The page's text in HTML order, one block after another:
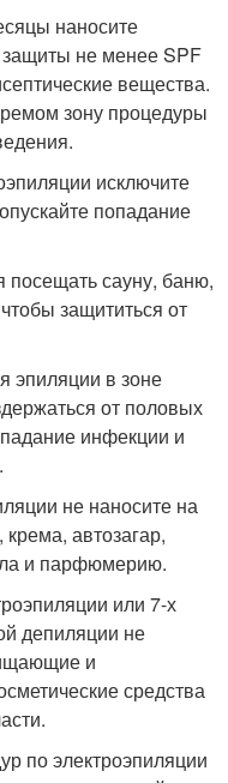
наносите
не менее SPF
вещества.
зону процедуры
исключите
попадание
посещать сауну, баню,
защититься от
эпиляции в зоне
от половых
инфекции и
не наносите на
автозагар,
и парфюмерию.
или 7-х
депиляции не
и
средства
по электроэпиляции